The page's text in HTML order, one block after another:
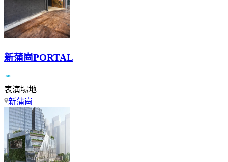
新蒲崗PORTAL
表演場地
新蒲崗